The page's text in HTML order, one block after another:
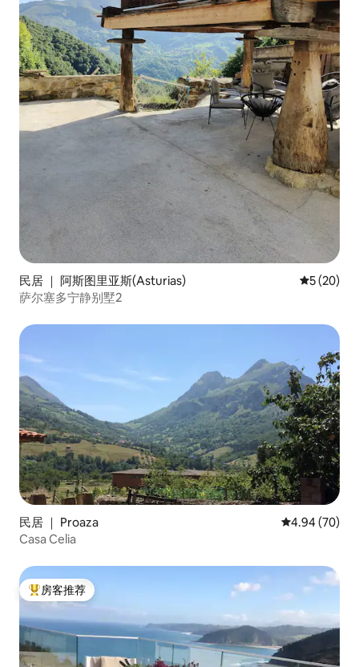
民居 ｜ 阿斯图里亚斯(Asturias) 平均评分
5 (20)
萨尔塞多宁静别墅2
民居 ｜ Proaza 平均评分 4.94
4.94 (70)
Casa Celia
热门「房客推荐」
房客推荐